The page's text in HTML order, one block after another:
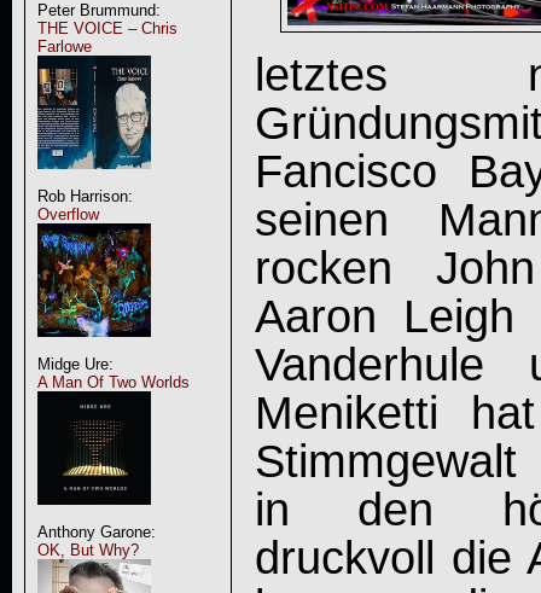
Peter Brummund:
THE VOICE – Chris
Farlowe
Rob Harrison:
Overflow
Midge Ure:
A Man Of Two Worlds
Anthony Garone:
OK, But Why?
letztes
Fancisco
seinen
rocken
Aaron Leigh
Vanderhule
Meniketti
in den
druckvoll die